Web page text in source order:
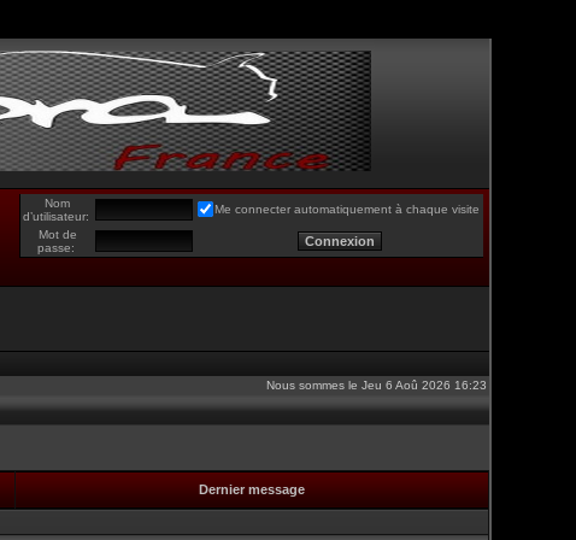
Nom
d’utilisateur:
Me connecter automatiquement à chaque visite
Mot de
passe:
Nous sommes le Jeu 6 Aoû 2026 16:23
Dernier message